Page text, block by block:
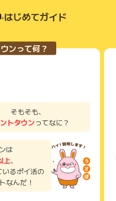
を利用されたことがある場合
おこなっていただくことを推奨
話など2つ以上の申し込み方
フォームからお申し込みく
するまで必ず保管してくださ
い合わせされる際に、該当の
ございます。
は対応いたしかねますので、
トを表示するアプリのこと
広告主ではなく、代理店が行
に関する詳細を把握しており
ントに関するお問い合わせを
願いいたします。
はじめてガイド
ンって何？
そもそも、
トタウンってなに？
は
上、
るポイ活の
なんだ！